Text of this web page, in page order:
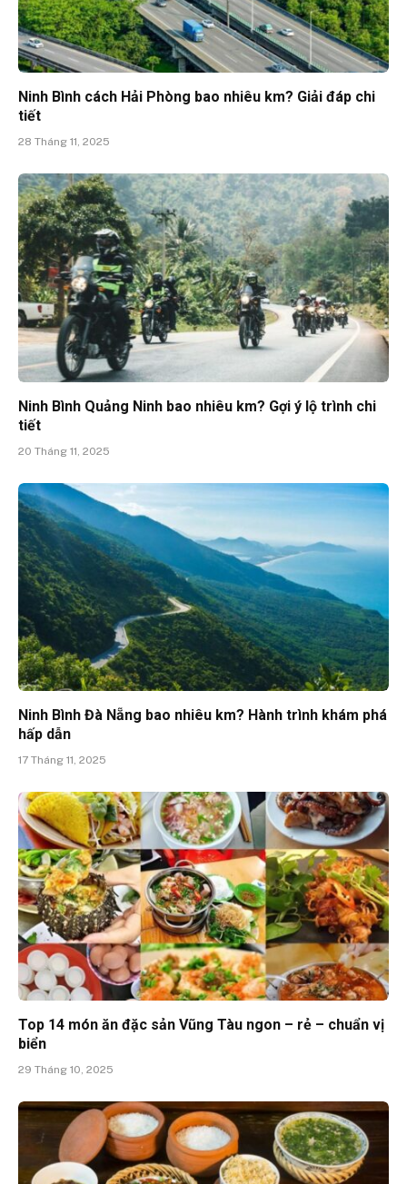
Ninh Bình cách Hải Phòng bao nhiêu km? Giải đáp chi
tiết
28 Tháng 11, 2025
Ninh Bình Quảng Ninh bao nhiêu km? Gợi ý lộ trình chi
tiết
20 Tháng 11, 2025
Ninh Bình Đà Nẵng bao nhiêu km? Hành trình khám phá
hấp dẫn
17 Tháng 11, 2025
Top 14 món ăn đặc sản Vũng Tàu ngon – rẻ – chuẩn vị
biển
29 Tháng 10, 2025